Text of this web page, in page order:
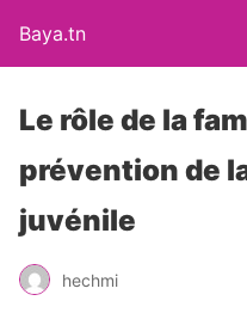
Baya.tn
Le rôle de la
prévention de
juvénile
hechmi